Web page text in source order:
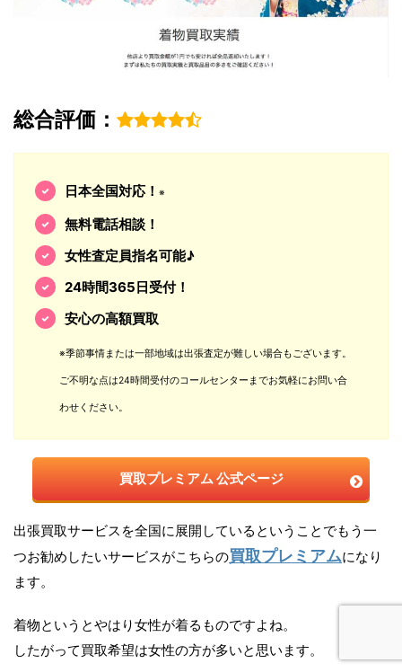
総合評価：
日本全国対応！ ※
無料電話相談！
女性査定員指名可能♪
24時間365日受付！
安心の高額買取
※季節事情または一部地域は出張査定が難しい場合もございます。
ご不明な点は24時間受付のコールセンターまでお気軽にお問い合
わせください。
買取プレミアム 公式ページ
出張買取サービスを全国に展開しているということでもう一
つお勧めしたいサービスがこちらの買取プレミアムになり
ます。
着物というとやはり女性が着るものですよね。
したがって買取希望は女性の方が多いと思います。